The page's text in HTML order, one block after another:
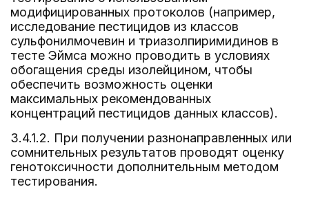
модифицированных протоколов (например,
исследование пестицидов из классов
сульфонилмочевин и триазолпиримидинов в
тесте Эймса можно проводить в условиях
обогащения среды изолейцином, чтобы
обеспечить возможность оценки
максимальных рекомендованных
концентраций пестицидов данных классов).
3.4.1.2. При получении разнонаправленных или
сомнительных результатов проводят оценку
генотоксичности дополнительным методом
тестирования.